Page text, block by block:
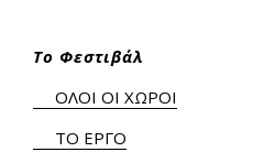
Το Φεστιβάλ
ΟΛΟΙ ΟΙ ΧΩΡΟΙ
ΤΟ ΕΡΓΟ